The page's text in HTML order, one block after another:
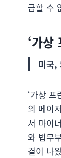
급할 수
‘가상
미국,
‘가상
의 메이
서 마이
와 법무
결이 나